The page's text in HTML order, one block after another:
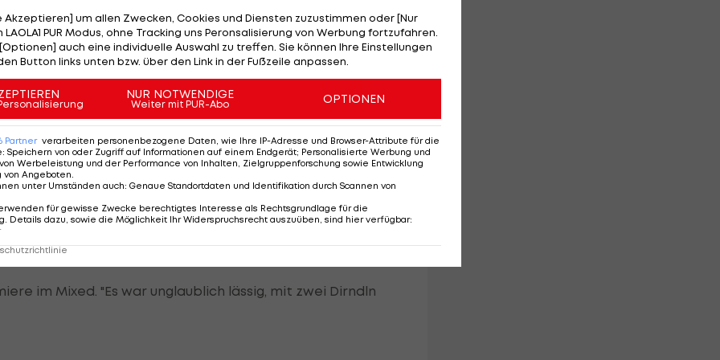
von Anfang an auch auf der Schanze
super Leistung gebracht", freut sich ÖSV-Cheftrainer
der Frauen sei ein "super Niveau da". "Die zwei
vier haben die taktischen Vorgaben umgesetzt."
"megacoolen" Erlebnis. "Es war etwas komplett
Mädels drinnen hocken", sagt Greiderer schmunzelnd.
für einen Teambewerb gehört."
gewesen. "Ich bin im Laufen top drauf, das gibt mir
meint sie in Bezug auf den Samstag-Frauenbewerb.
dass wir auf dem Podest stehen."
im Mixed. "Es war unglaublich lässig, mit zwei Dirndln
Akzeptieren] um allen Zwecken, Cookies und Diensten zuzustimmen oder [Nur
PUR Modus, ohne Tracking uns Peronsalisierung von Werbung fortzufahren.
auch eine individuelle Auswahl zu treffen. Sie können Ihre Einstellungen
Button links unten bzw. über den Link in der Fußzeile anpassen.
NUR NOTWENDIGE
Weiter mit PUR-Abo OPTIONEN
Partner verarbeiten personenbezogene Daten, wie Ihre IP-Adresse und Browser-Attribute für die
: Speichern von oder Zugriff auf Informationen auf einem Endgerät; Personalisierte Werbung und
Werbeleistung und der Performance von Inhalten, Zielgruppenforschung sowie Entwicklung
von Angeboten
unter Umständen auch: Genaue Standortdaten und Identifikation durch Scannen von
für gewisse Zwecke berechtigtes Interesse als Rechtsgrundlage für die
Details dazu, sowie die Möglichkeit Ihr Widerspruchsrecht auszuüben, sind hier verfügbar: